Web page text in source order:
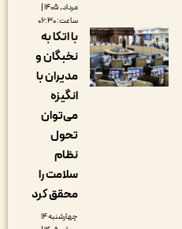
مرداد, ۱۴۰۵ |
با اتکا به
نخبگان و
مدیران با
می‌توان
سلامت را
محقق کرد
چهارشنبه ۱۴